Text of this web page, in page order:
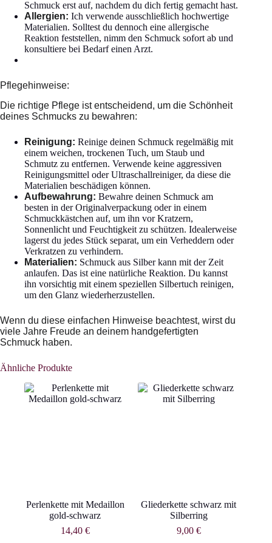
Schmuck erst auf, nachdem du dich fertig gemacht hast.
Allergien: Ich verwende ausschließlich hochwertige
Materialien. Solltest du dennoch eine allergische
Reaktion feststellen, nimm den Schmuck sofort ab und
konsultiere bei Bedarf einen Arzt.
Pflegehinweise:
Die richtige Pflege ist entscheidend, um die Schönheit
deines Schmucks zu bewahren:
Reinigung: Reinige deinen Schmuck regelmäßig mit
einem weichen, trockenen Tuch, um Staub und
Schmutz zu entfernen. Verwende keine aggressiven
Reinigungsmittel oder Ultraschallreiniger, da diese die
Materialien beschädigen können.
Aufbewahrung: Bewahre deinen Schmuck am
besten in der Originalverpackung oder in einem
Schmuckkästchen auf, um ihn vor Kratzern,
Sonnenlicht und Feuchtigkeit zu schützen. Idealerweise
lagerst du jedes Stück separat, um ein Verheddern oder
Verkratzen zu verhindern.
Materialien: Schmuck aus Silber kann mit der Zeit
anlaufen. Das ist eine natürliche Reaktion. Du kannst
ihn vorsichtig mit einem speziellen Silbertuch reinigen,
um den Glanz wiederherzustellen.
Wenn du diese einfachen Hinweise beachtest, wirst du
viele Jahre Freude an deinem handgefertigten
Schmuck haben.
Ähnliche Produkte
Perlenkette mit Medaillon
gold-schwarz
14,40 €
Gliederkette schwarz mit
Silberring
9,00 €